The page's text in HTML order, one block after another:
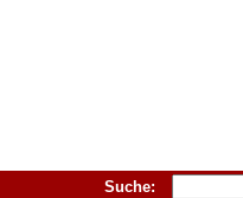
Suche: